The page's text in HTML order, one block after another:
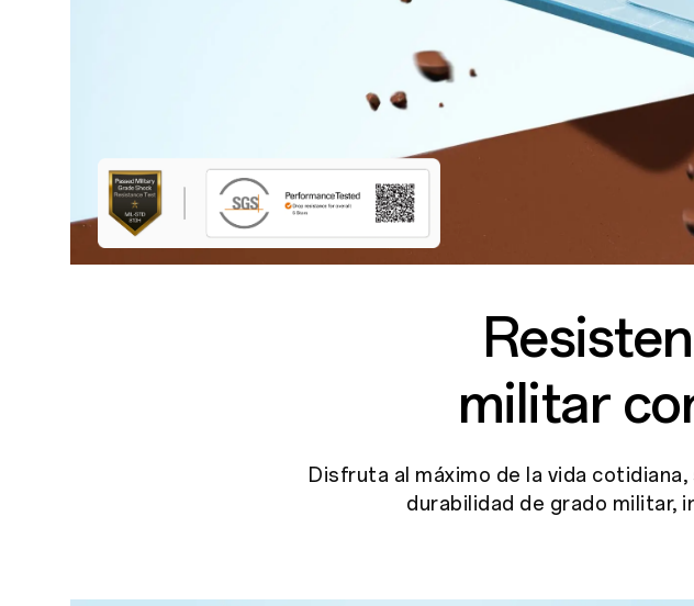
militar
Disfruta al máximo de la vida
durabilidad de grado militar,